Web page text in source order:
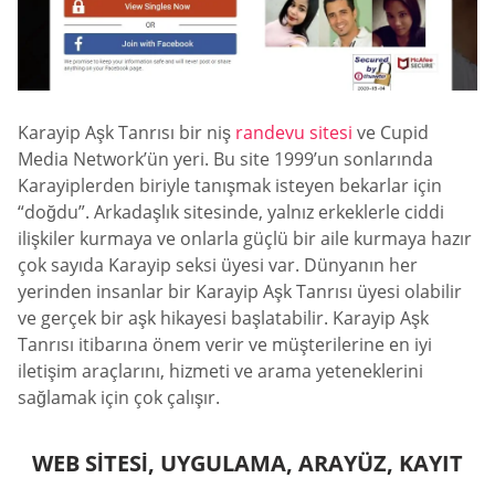
Karayip Aşk Tanrısı bir niş randevu sitesi ve Cupid
Media Network’ün yeri. Bu site 1999’un sonlarında
Karayiplerden biriyle tanışmak isteyen bekarlar için
“doğdu”. Arkadaşlık sitesinde, yalnız erkeklerle ciddi
ilişkiler kurmaya ve onlarla güçlü bir aile kurmaya hazır
çok sayıda Karayip seksi üyesi var. Dünyanın her
yerinden insanlar bir Karayip Aşk Tanrısı üyesi olabilir
ve gerçek bir aşk hikayesi başlatabilir. Karayip Aşk
Tanrısı itibarına önem verir ve müşterilerine en iyi
iletişim araçlarını, hizmeti ve arama yeteneklerini
sağlamak için çok çalışır.
WEB SITESI, UYGULAMA, ARAYÜZ, KAYIT